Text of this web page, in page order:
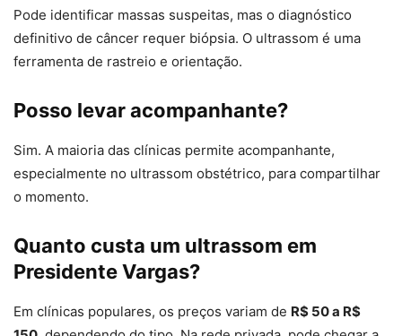
Pode identificar massas suspeitas, mas o diagnóstico
definitivo de câncer requer biópsia. O ultrassom é uma
ferramenta de rastreio e orientação.
Posso levar acompanhante?
Sim. A maioria das clínicas permite acompanhante,
especialmente no ultrassom obstétrico, para compartilhar
o momento.
Quanto custa um ultrassom em
Presidente Vargas?
Em clínicas populares, os preços variam de R$ 50 a R$